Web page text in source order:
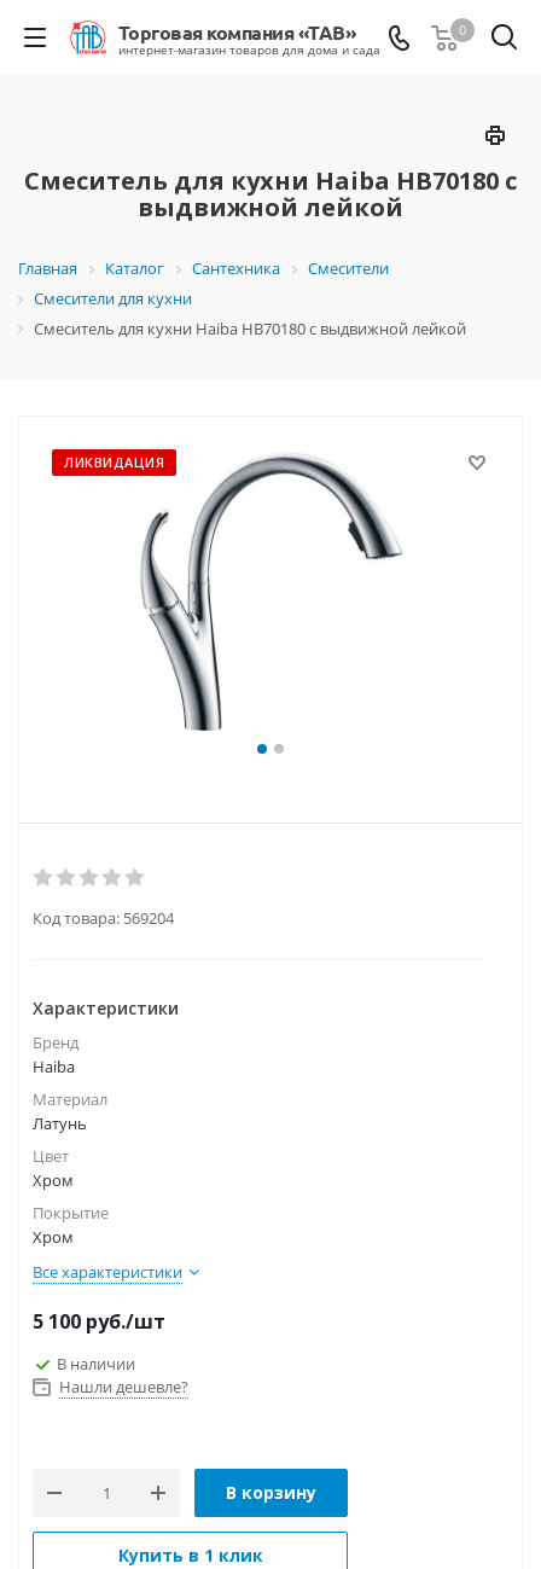
0
Смеситель для кухни Haiba HB70180 с
выдвижной лейкой
Главная Каталог Сантехника
Смесители
Смесители для кухни
Смеситель для кухни Haiba HB70180 с выдвижной лейкой
ЛИКВИДАЦИЯ
Код товара: 569204
Характеристики
Бренд
Haiba
Материал
Латунь
Цвет
Хром
Покрытие
Хром
Все характеристики
5 100 руб./шт
В наличии
Нашли дешевле?
В корзину
Купить в 1 клик